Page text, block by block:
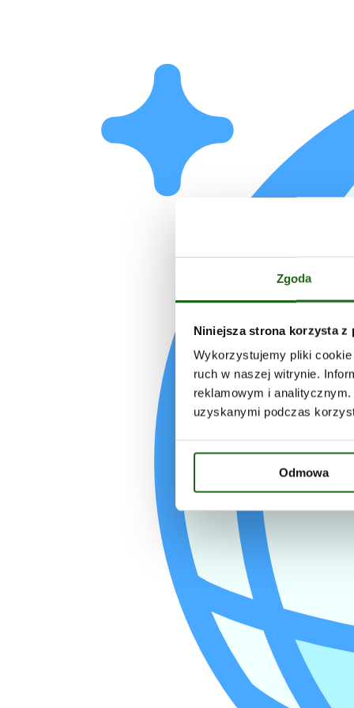
Zgoda
Niniejsza strona korzysta z
Wykorzystujemy pliki
ruch w naszej witrynie.
reklamowym i
uzyskanymi podczas
Odmowa